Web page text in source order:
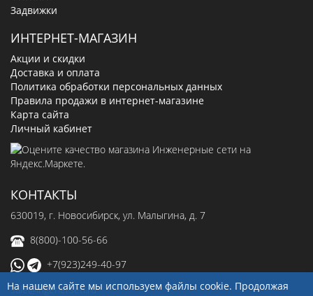
Задвижки
ИНТЕРНЕТ-МАГАЗИН
Акции и скидки
Доставка и оплата
Политика обработки персональных данных
Правила продажи в интернет-магазине
Карта сайта
Личный кабинет
КОНТАКТЫ
630019, г. Новосибирск, ул. Малыгина, д. 7
8(800)-100-56-66
+7(923)249-40-97
sale@ingenerseti.ru
На нашем сайте мы используем файлы cookie. Продолжая